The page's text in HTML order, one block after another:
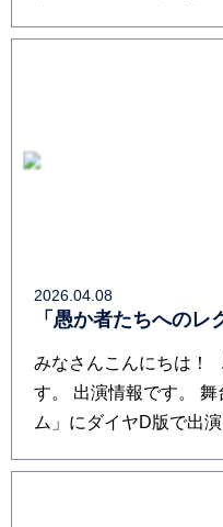
2026.04.08
「愚か者たちへのレ
みなさんこんにちは！
す。 出演情報です。
ム」にダイヤD版で出